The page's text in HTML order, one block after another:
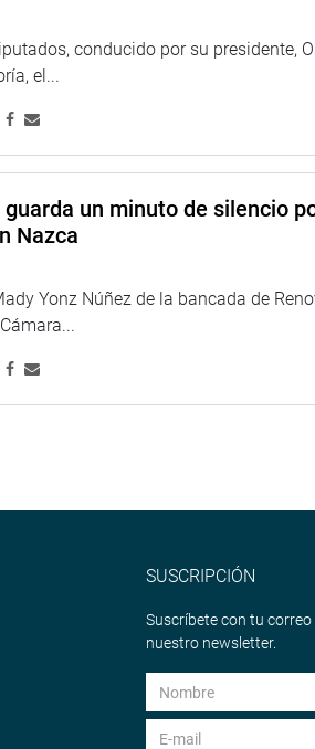
conducido por su presidente,
el...
un minuto de silencio
Nazca
Yonz Núñez de la bancada de
SUSCRIPCIÓN
Suscríbete con tu correo
nuestro newsletter.